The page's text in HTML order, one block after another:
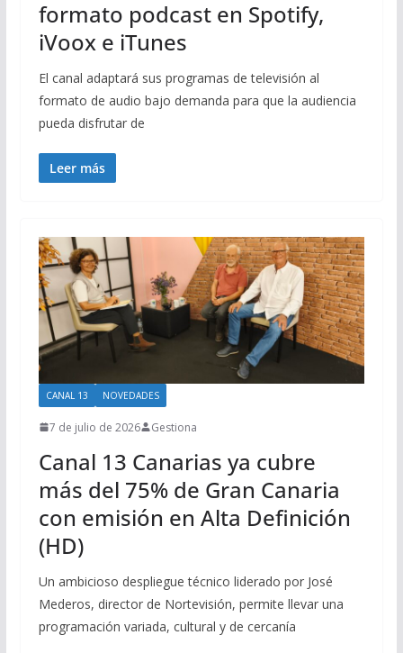
formato podcast en Spotify,
iVoox e iTunes
El canal adaptará sus programas de televisión al
formato de audio bajo demanda para que la audiencia
pueda disfrutar de
Leer más
CANAL 13 NOVEDADES
7 de julio de 2026 Gestiona
Canal 13 Canarias ya cubre
más del 75% de Gran Canaria
con emisión en Alta Definición
(HD)
Un ambicioso despliegue técnico liderado por José
Mederos, director de Nortevisión, permite llevar una
programación variada, cultural y de cercanía